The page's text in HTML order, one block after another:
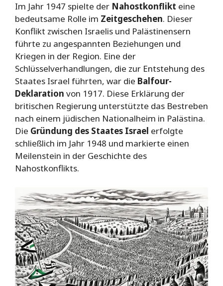
Im Jahr 1947 spielte der Nahostkonflikt eine
bedeutsame Rolle im Zeitgeschehen. Dieser
Konflikt zwischen Israelis und Palästinensern
führte zu angespannten Beziehungen und
Kriegen in der Region. Eine der
Schlüsselverhandlungen, die zur Entstehung des
Staates Israel führten, war die Balfour-
Deklaration von 1917. Diese Erklärung der
britischen Regierung unterstützte das Bestreben
nach einem jüdischen Nationalheim in Palästina.
Die Gründung des Staates Israel erfolgte
schließlich im Jahr 1948 und markierte einen
Meilenstein in der Geschichte des
Nahostkonflikts.